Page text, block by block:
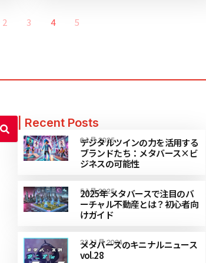
2 3 4 5
| Recent Posts
6 1月 2025
デジタルツインの力を活用する
ブランドたち：メタバース×ビ
ジネスの可能性
5 1月 2025
2025年 メタバースで注目のバ
ーチャル不動産とは？初心者向
けガイド
23 11月 2024
メタバースのキニナルニュース
vol.28